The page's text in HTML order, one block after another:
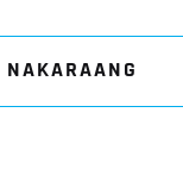
NAKARAANG